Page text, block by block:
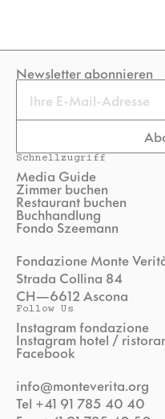
Newsletter abonnieren
Email
Schnellzugriff
Media Guide
Zimmer buchen
Restaurant buchen
Buchhandlung
Fondo Szeemann
Fondazione Monte
Strada Collina 84
CH—6612 Ascona
Follow Us
Instagram fondazione
Instagram hotel /
Facebook
info@monteverita.org
Tel +41 91 785 40 40